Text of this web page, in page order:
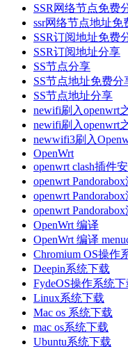
SSR网络节点免费
ssr网络节点地址免
SSR订阅地址免费
SSR订阅地址分享
SS节点分享
SS节点地址免费分
SS节点地址分享
newifi刷入openwrt
newifi刷入openwrt
newwifi3刷入
OpenWrt
openwrt clash插件
openwrt
openwrt
openwrt
OpenWrt 编译
OpenWrt 编译
Chromium OS操作
Deepin系统下载
FydeOS操作系统下
Linux系统下载
Mac os 系统下载
mac os系统下载
Ubuntu系统下载